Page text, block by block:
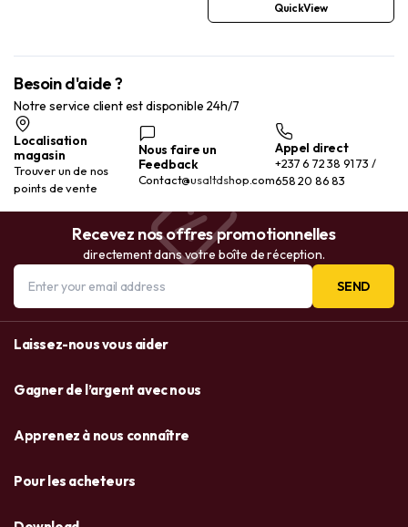
QuickView
Besoin d'aide ?
Notre service client est disponible 24h/7
Localisation
magasin
Trouver un de nos
points de vente
Nous faire un
Feedback
Contact@usaltdshop.com
Appel direct
+237 6 72 38 91 73 /
658 20 86 83
Recevez nos offres promotionnelles
directement dans votre boîte de réception.
SEND
Laissez-nous vous aider
Gagner de l’argent avec nous
Apprenez à nous connaître
Pour les acheteurs